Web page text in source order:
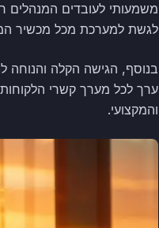
משמעותי לעובדים המנהלים
לגשת למערכת מכל מכשיר
בנוסף, הגישה הקלה והנוחה
ערך לכל מערך קשרי
והמקצועי.